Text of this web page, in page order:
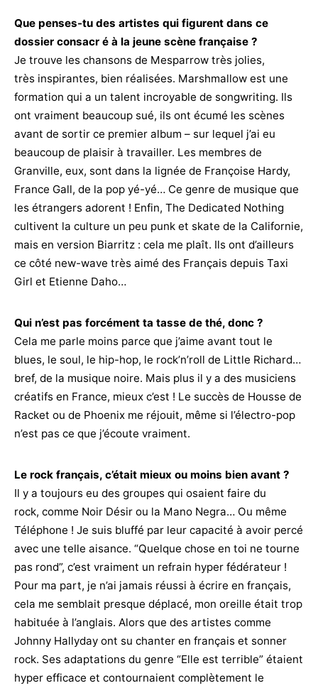
Que penses-tu des artistes qui figurent dans ce
dossier consacr é à la jeune scène française ?
Je trouve les chansons de Mesparrow très jolies,
très inspirantes, bien réalisées. Marshmallow est une
formation qui a un talent incroyable de songwriting. Ils
ont vraiment beaucoup sué, ils ont écumé les scènes
avant de sortir ce premier album – sur lequel j’ai eu
beaucoup de plaisir à travailler. Les membres de
Granville, eux, sont dans la lignée de Françoise Hardy,
France Gall, de la pop yé-yé… Ce genre de musique que
les étrangers adorent ! Enfin, The Dedicated Nothing
cultivent la culture un peu punk et skate de la Californie,
mais en version Biarritz : cela me plaît. Ils ont d’ailleurs
ce côté new-wave très aimé des Français depuis Taxi
Girl et Etienne Daho…
Qui n’est pas forcément ta tasse de thé, donc ?
Cela me parle moins parce que j’aime avant tout le
blues, le soul, le hip-hop, le rock’n’roll de Little Richard…
bref, de la musique noire. Mais plus il y a des musiciens
créatifs en France, mieux c’est ! Le succès de Housse de
Racket ou de Phoenix me réjouit, même si l’électro-pop
n’est pas ce que j’écoute vraiment.
Le rock français, c’était mieux ou moins bien avant ?
Il y a toujours eu des groupes qui osaient faire du
rock, comme Noir Désir ou la Mano Negra… Ou même
Téléphone ! Je suis bluffé par leur capacité à avoir percé
avec une telle aisance. “Quelque chose en toi ne tourne
pas rond”, c’est vraiment un refrain hyper fédérateur !
Pour ma part, je n’ai jamais réussi à écrire en français,
cela me semblait presque déplacé, mon oreille était trop
habituée à l’anglais. Alors que des artistes comme
Johnny Hallyday ont su chanter en français et sonner
rock. Ses adaptations du genre “Elle est terrible” étaient
hyper efficace et contournaient complètement le